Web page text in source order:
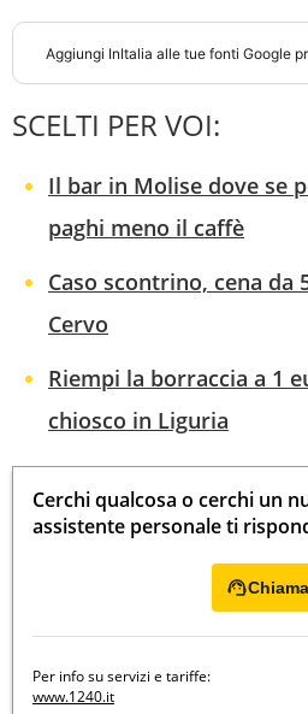
Aggiungi InItalia alle tue fonti Google
SCELTI PER VOI:
Il bar in Molise dove se
paghi meno il caffè
Caso scontrino, cena da
Cervo
Riempi la borraccia a 1
chiosco in Liguria
Cerchi qualcosa o cerchi un
assistente personale ti
Chiama
Per info su servizi e tariffe:
www.1240.it